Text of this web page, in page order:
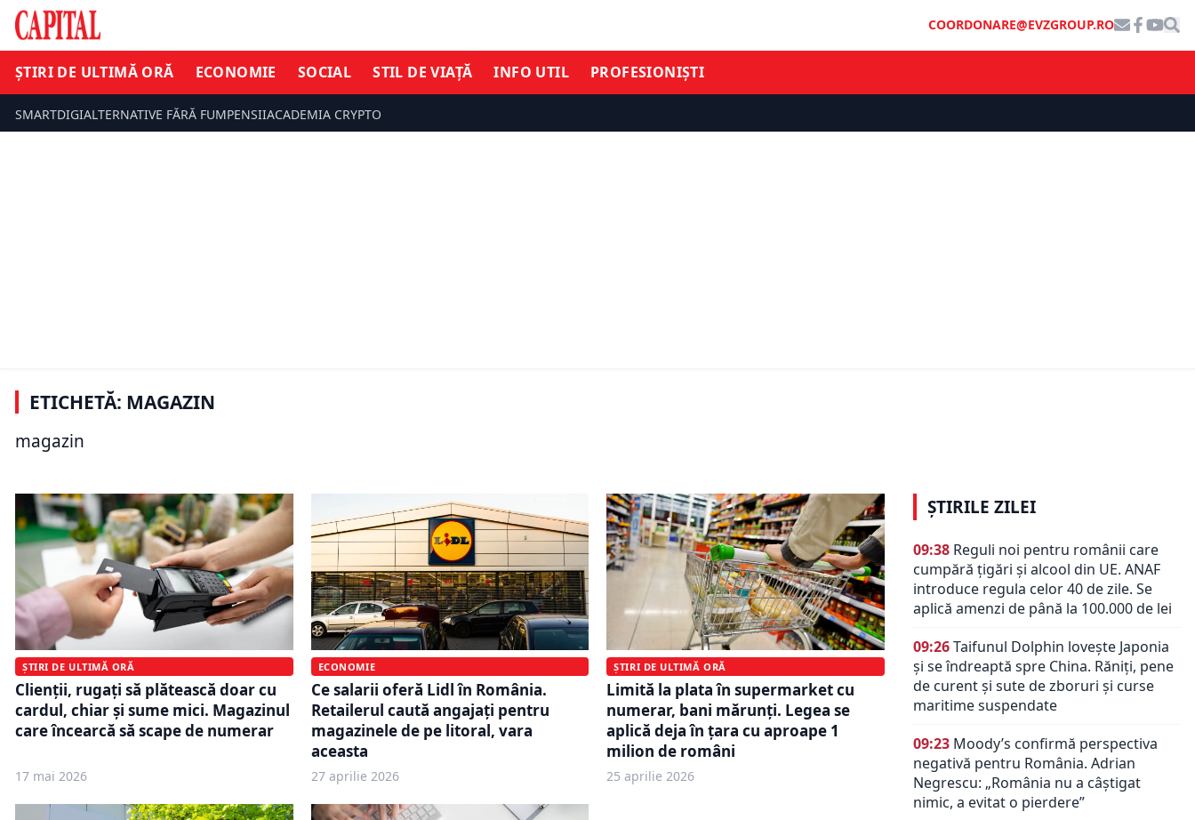
COORDONARE@EVZGROUP.RO
ȘTIRI DE ULTIMĂ ORĂ ECONOMIE SOCIAL STIL DE VIAȚĂ INFO UTIL PROFESIONIȘTI
SMARTDIGIALTERNATIVE FĂRĂ FUMPENSIIACADEMIA CRYPTO
ETICHETĂ: MAGAZIN
magazin
ȘTIRI DE ULTIMĂ ORĂ
Lidl și-a extins rețeaua într-o nouă
locație. Noul magazin a creat 24 de
locuri de muncă
ȘTIRI DE ULTIMĂ ORĂ
Clienții, rugați să plătească doar cu
cardul, chiar și sume mici. Magazinul
care încearcă să scape de numerar
17 mai 2026
ECONOMIE
Ce salarii oferă Lidl în România.
Retailerul caută angajați pentru
magazinele de pe litoral, vara
aceasta
27 aprilie 2026
ȘTIRI DE ULTIMĂ ORĂ
Limită la plata în supermarket cu
numerar, bani mărunți. Legea se
aplică deja în țara cu aproape 1
milion de români
25 aprilie 2026
ȘTIRILE ZILEI
09:38 Reguli noi pentru românii care
cumpără țigări și alcool din UE. ANAF
introduce regula celor 40 de zile. Se
aplică amenzi de până la 100.000 de lei
09:26Taifunul Dolphin lovește Japonia
și se îndreaptă spre China. Răniți, pene
de curent și sute de zboruri și curse
maritime suspendate
09:23 Moody’s confirmă perspectiva
negativă pentru România. Adrian
Negrescu: „România nu a câștigat
nimic, a evitat o pierdere”